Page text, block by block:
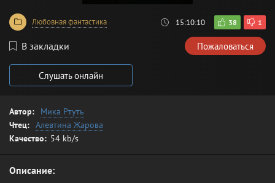
Любовная фантастика 15:10:10 38 1
В закладки Пожаловаться
Слушать онлайн
Автор:
Мика Ртуть
Чтец: Алевтина Жарова
Качество: 54 kb/s
Описание: